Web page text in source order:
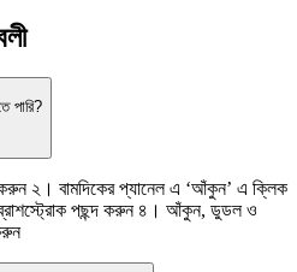
পারি?
২। বামদিকের প্যানেল এ ‘আঁকুন’ এ ক্লিক
পছন্দ করুন ৪। আঁকুন, ডুডল ও